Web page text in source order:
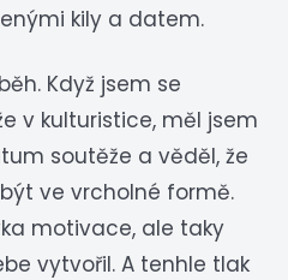
kily a datem.
Když jsem se
v kulturistice, měl jsem
soutěže a věděl, že
ve vrcholné formě.
motivace, ale taky
vytvořil. A tenhle tlak